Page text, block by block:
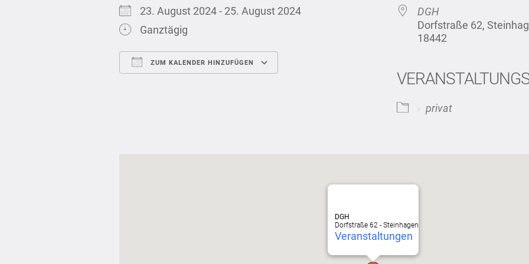
23. August 2024 - 25. August 2024
Ganztägig
ZUM KALENDER HINZUFÜGEN
iCalendar
DGH
Dorfstraße 62,
18442
privat
DGH
Dorfstraße 62 - Steinhagen
Veranstaltungen